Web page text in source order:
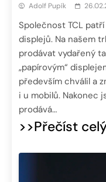
Adolf Pupík
Společnost TCL
displejů. Na našem
prodávat vydařený
„papírovým“
především chválil a
i u mobilů. Nakonec
prodává…
>>Přečíst